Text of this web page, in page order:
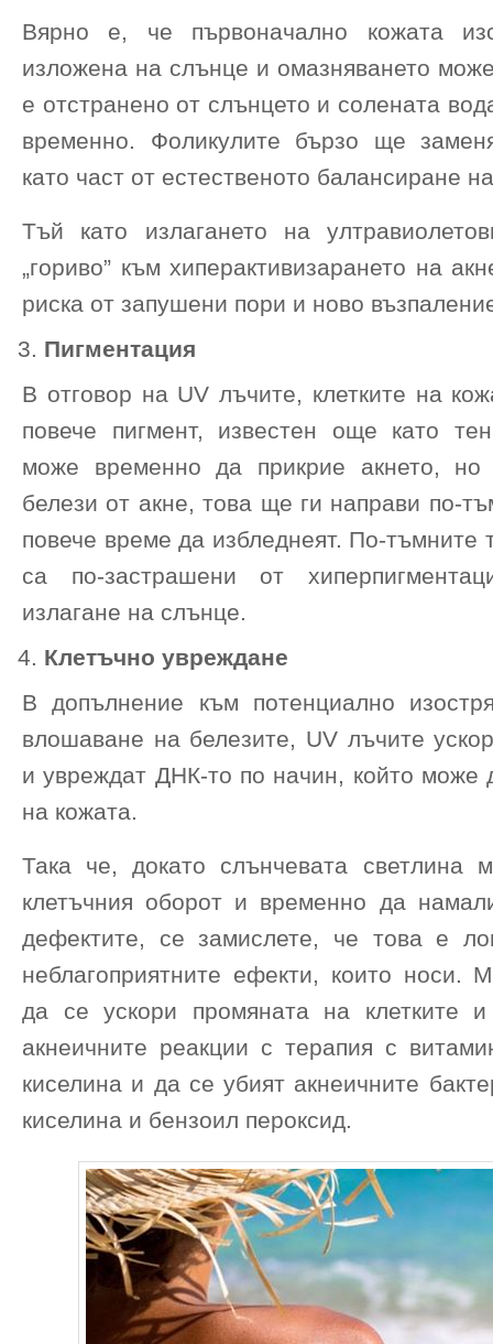
Вярно е, че първоначално кожата
изложена на слънце и омазняването
е отстранено от слънцето и солената
временно. Фоликулите бързо ще
като част от естественото балансиране
Тъй като излагането на
„гориво” към хиперактивизарането на
риска от запушени пори и ново
Пигментация
В отговор на UV лъчите, клетките на
повече пигмент, известен още като
може временно да прикрие акнето, но
белези от акне, това ще ги направи по-
повече време да избледнеят. По-тъмните
са по-застрашени от
излагане на слънце.
Клетъчно увреждане
В допълнение към потенциално
влошаване на белезите, UV лъчите
и увреждат ДНК-то по начин, който може
на кожата.
Така че, докато слънчевата светлина
клетъчния оборот и временно да
дефектите, се замислете, че това е
неблагоприятните ефекти, които носи.
да се ускори промяната на клетките
акнеичните реакции с терапия с
киселина и да се убият акнеичните
киселина и бензоил пероксид.